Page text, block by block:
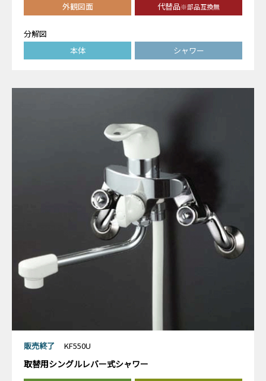
外観図面
代替品※部品互換無
分解図
本体
シャワー
販売終了 KF550U
取替用シングルレバー式シャワー